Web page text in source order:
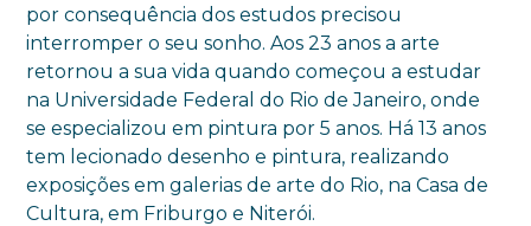
por consequência dos estudos precisou
interromper o seu sonho. Aos 23 anos a arte
retornou a sua vida quando começou a estudar
na Universidade Federal do Rio de Janeiro, onde
se especializou em pintura por 5 anos. Há 13 anos
tem lecionado desenho e pintura, realizando
exposições em galerias de arte do Rio, na Casa de
Cultura, em Friburgo e Niterói.